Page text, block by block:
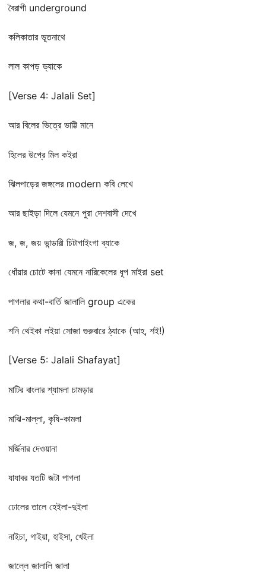
বৈরাগী underground
কলিকাতার ভূতনাথে
লাল কাপড় ড্যাকে
[Verse 4: Jalali Set]
আর বিলের ভিত্রে ভাট্টি মানে
হিলের উপ্রে মিল কইরা
ঝিলপাড়ের জঙ্গলের modern কবি লেখে
আর ছাইড়া দিলে যেমনে পুরা দেশবাসী দেখে
জ, জ, জয় ভান্ডারী চিটাগাইংগা ব্যাকে
ধোঁয়ার চোটে কানা যেমনে নারিকেলের ধূপ মাইরা set
পাগলার কথা-বার্তি জালালি group একের
শনি থেইকা লইয়া সোজা গুরুবারে ঠ্যাকে (আহ, শই!)
[Verse 5: Jalali Shafayat]
মাটির বাংলার শ্যামলা চামড়ার
মাঝি-মাল্লা, কৃষি-কামলা
মর্জিনার দেওয়ানা
যাযাবর যতটি জটা পাগলা
ঢোলের তালে হেইলা-দুইলা
নাইচা, গাইয়া, হাইসা, খেইলা
জাল্লে জালালি জালা